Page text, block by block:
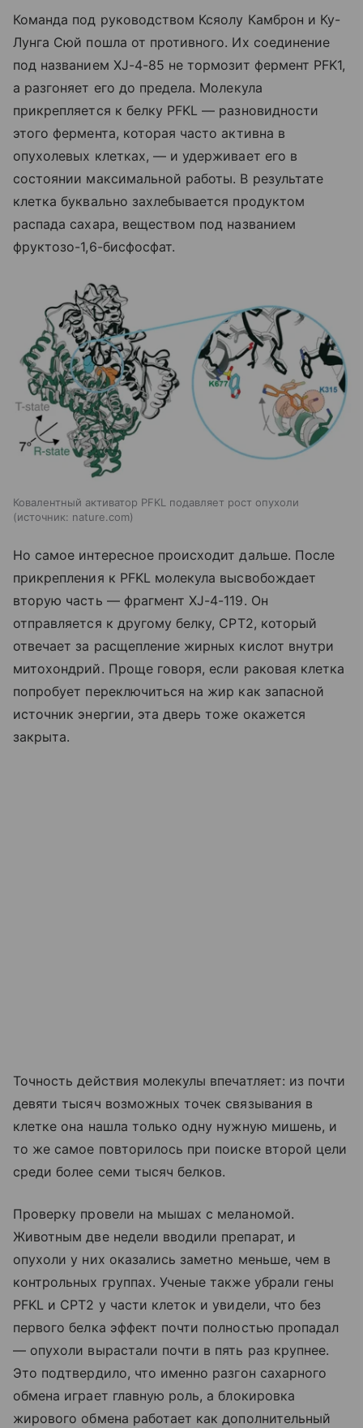
Команда под руководством Ксяолу Камброн и Ку-
Лунга Сюй пошла от противного. Их соединение
под названием XJ-4-85 не тормозит фермент PFK1,
а разгоняет его до предела. Молекула
прикрепляется к белку PFKL — разновидности
этого фермента, которая часто активна в
опухолевых клетках, — и удерживает его в
состоянии максимальной работы. В результате
клетка буквально захлебывается продуктом
распада сахара, веществом под названием
фруктозо-1,6-бисфосфат.
Ковалентный активатор PFKL подавляет рост опухоли
источник: nature.com
Но самое интересное происходит дальше. После
прикрепления к PFKL молекула высвобождает
вторую часть — фрагмент XJ-4-119. Он
отправляется к другому белку, CPT2, который
отвечает за расщепление жирных кислот внутри
митохондрий. Проще говоря, если раковая клетка
попробует переключиться на жир как запасной
источник энергии, эта дверь тоже окажется
закрыта.
Точность действия молекулы впечатляет: из почти
девяти тысяч возможных точек связывания в
клетке она нашла только одну нужную мишень, и
то же самое повторилось при поиске второй цели
среди более семи тысяч белков.
Проверку провели на мышах с меланомой.
Животным две недели вводили препарат, и
опухоли у них оказались заметно меньше, чем в
контрольных группах. Ученые также убрали гены
PFKL и CPT2 у части клеток и увидели, что без
первого белка эффект почти полностью пропадал
— опухоли вырастали почти в пять раз крупнее.
Это подтвердило, что именно разгон сахарного
обмена играет главную роль, а блокировка
жирового обмена работает как дополнительный